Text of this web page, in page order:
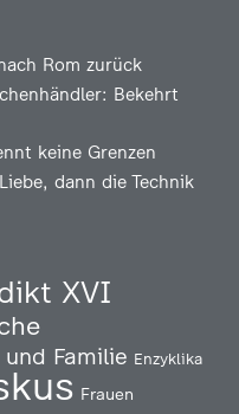
Rom zurück
Bekehrt
keine Grenzen
dann die Technik
XVI
und Familie Enzyklika
Frauen